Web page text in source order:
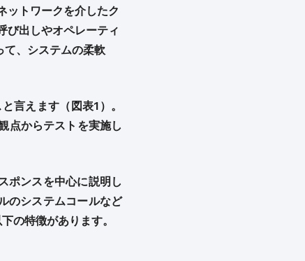
ットワークを介したク
び出しやオペレーティ
て、システムの柔軟
言えます（図表1）。
点からテストを実施し
ポンスを中心に説明し
のシステムコールなど
の特徴があります。